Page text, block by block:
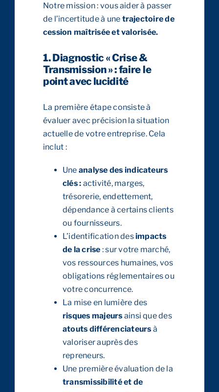
Notre mission : vous aider à passer
de l’incertitude à une trajectoire de
cession maîtrisée et valorisée.
1. Diagnostic « Crise &
Transmission » : faire le
point avec lucidité
La première étape consiste à
évaluer avec précision la situation
actuelle de votre entreprise. Cela
inclut :
Une analyse des indicateurs
clés : activité, marges,
trésorerie, endettement,
dépendance à certains clients
ou fournisseurs.
L’identification desimpacts
de la crise : sur votre marché,
vos ressources humaines, vos
obligations réglementaires ou
votre concurrence.
La mise en lumière des
risques majeurs ainsi que des
atouts différenciateurs à
valoriser auprès des
repreneurs.
Une première évaluation de la
transmissibilité et de